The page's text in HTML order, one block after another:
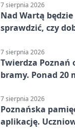
7 sierpnia 2026
Nad Wartą
sprawdzić, czy
7 sierpnia 2026
Twierdza Poznań
bramy. Ponad 20
7 sierpnia 2026
Poznańska
aplikację.